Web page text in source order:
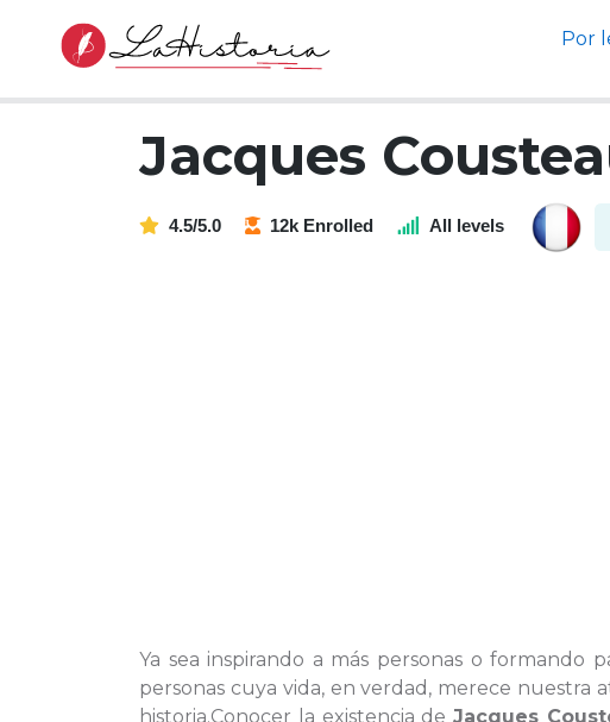
Por
Jacques
4.5/5.0 12k Enrolled All levels
Ya sea inspirando a más personas o formando
personas cuya vida, en verdad, merece
historia.Conocer la existencia deJacques